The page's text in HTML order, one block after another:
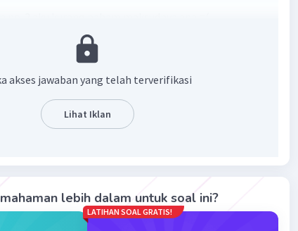
akses jawaban yang telah terverifikasi
Lihat Iklan
lebih dalam untuk soal ini?
LATIHAN SOAL GRATIS!